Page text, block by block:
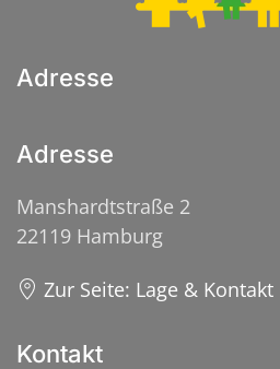
Adresse
Adresse
Manshardtstraße 2
22119 Hamburg
Zur Seite: Lage & Kontakt
Kontakt